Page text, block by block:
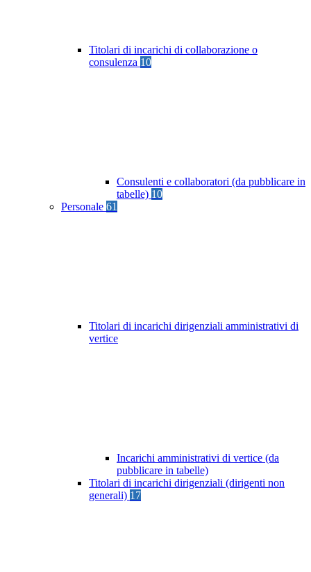
Titolari di incarichi di collaborazione o
consulenza 10
Consulenti e collaboratori (da pubblicare in
tabelle) 10
Personale 61
Titolari di incarichi dirigenziali amministrativi di
vertice
Incarichi amministrativi di vertice (da
pubblicare in tabelle)
Titolari di incarichi dirigenziali (dirigenti non
generali) 17